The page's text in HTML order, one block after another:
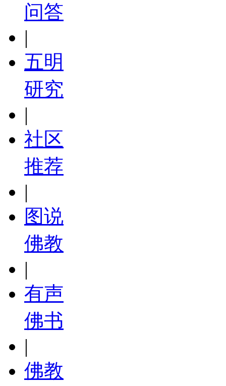
问答
|
五明
研究
|
社区
推荐
|
图说
佛教
|
有声
佛书
|
佛教